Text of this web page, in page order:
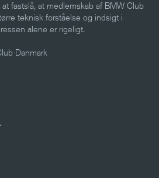
fastslå, at medlemskab af BMW Club
teknisk forståelse og indsigt i
alene er rigeligt.
Danmark